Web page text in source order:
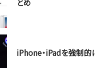
とめ
iPhone・iPadを強制